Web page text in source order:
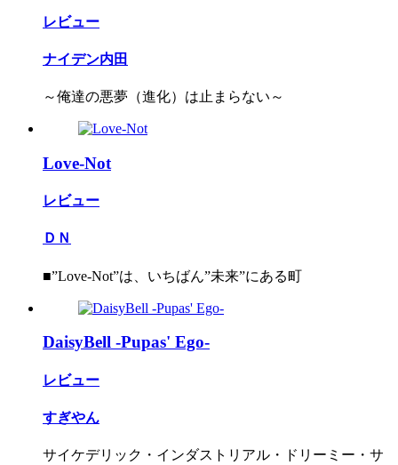
レビュー
ナイデン内田
～俺達の悪夢（進化）は止まらない～
Love-Not
レビュー
ＤＮ
■”Love-Not”は、いちばん”未来”にある町
DaisyBell -Pupas' Ego-
レビュー
すぎやん
サイケデリック・インダストリアル・ドリーミー・サ